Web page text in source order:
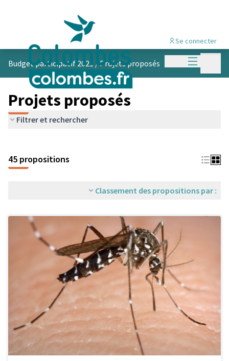
Menu
Se connecter
Budget participatif 2021 /Projets proposés
Projets proposés
Filtrer et rechercher
45 propositions
Classement des propositions par :